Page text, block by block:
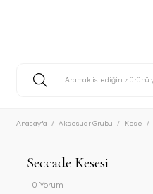
Anasayfa Aksesuar Grubu Kese
Seccade Kesesi
0 Yorum